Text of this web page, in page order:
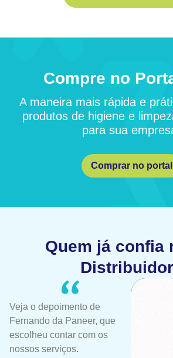
Compre no
A maneira mais rápida e
produtos de higiene e
para sua
Comprar no portal
Quem já confia
Veja o depoimento de
Fernando da Paneer, que
escolheu contar com os
nossos serviços.